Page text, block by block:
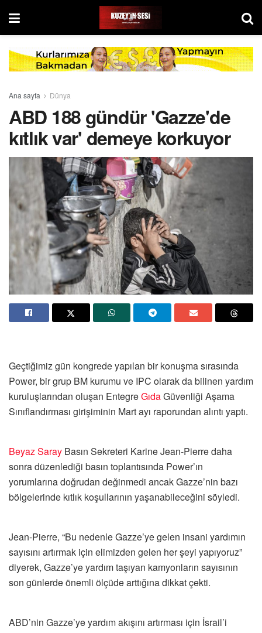
Ana sayfa Dünya
ABD 188 gündür 'Gazze'de
kıtlık var' demeye korkuyor
Geçtiğimiz gün kongrede yapılan bir konuşma sırasında
Power, bir grup BM kurumu ve IPC olarak da bilinen yardım
kuruluşlarından oluşan EntegreGıdaGüvenliği Aşama
Sınıflandırması girişiminin Mart ayı raporundan alıntı yaptı.
Beyaz Saray Basın Sekreteri Karine Jean-Pierre daha
sonra düzenlediği basın toplantısında Power’ın
yorumlarına doğrudan değinmedi ancak Gazze’nin bazı
bölgelerinde kıtlık koşullarının yaşanabileceğini söyledi.
Jean-Pierre, “Bu nedenle Gazze’ye gelen insani yardımın
sayısını artırmak için elimizden gelen her şeyi yapıyoruz”
diyerek, Gazze’ye yardım taşıyan kamyonların sayısının
son günlerde önemli ölçüde arttığına dikkat çekti.
ABD’nin Gazze’ye yardım akışını artırması için İsrail’i